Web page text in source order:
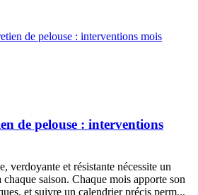
de pelouse : interventions
verdoyante et résistante nécessite un
saison. Chaque mois apporte son
et suivre un calendrier précis perm...